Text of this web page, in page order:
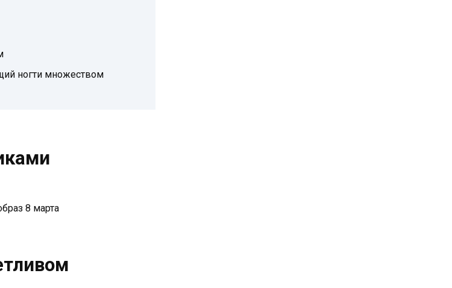
ногти множеством